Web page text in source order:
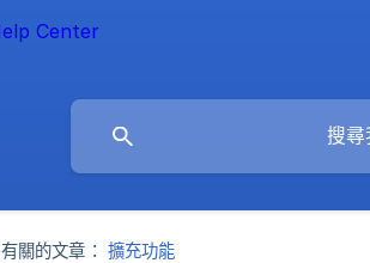
有關的文章： 擴充功能